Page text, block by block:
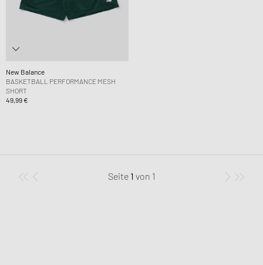
New Balance
BASKETBALL PERFORMANCE MESH
SHORT
49,99 €
Seite 1 von 1